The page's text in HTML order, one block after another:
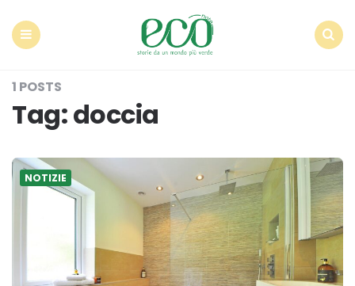
1 POSTS
Tag:doccia
NOTIZIE